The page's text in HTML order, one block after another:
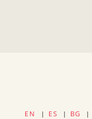
EN | ES | BG |